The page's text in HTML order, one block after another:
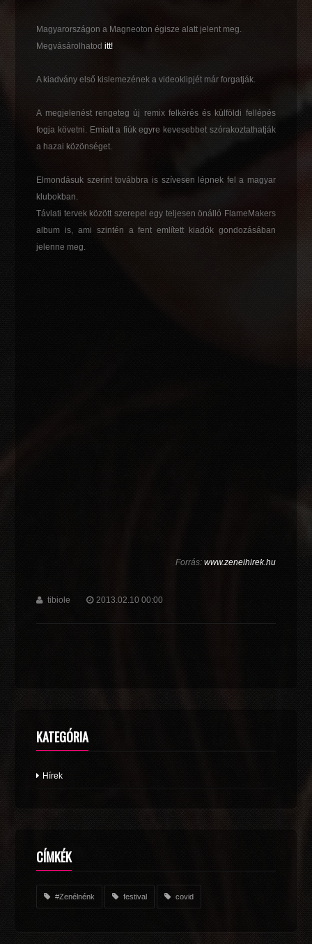
Magyarországon a Magneoton égisze alatt jelent meg.
Megvásárolhatoditt!
A kiadvány első kislemezének a videoklipjét már forgatják.
A megjelenést rengeteg új remix felkérés és külföldi fellépés
fogja követni. Emiatt a fiúk egyre kevesebbet szórakoztathatják
a hazai közönséget.
Elmondásuk szerint továbbra is szívesen lépnek fel a magyar
klubokban.
Távlati tervek között szerepel egy teljesen önálló FlameMakers
album is, ami szintén a fent említett kiadók gondozásában
jelenne meg.
Forrás: www.zeneihirek.hu
tibiole 2013.02.10 00:00
KATEGÓRIA
Hírek
CÍMKÉK
#Zenélnénk festival covid